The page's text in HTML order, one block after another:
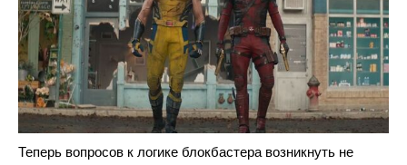
Теперь вопросов к логике блокбастера возникнуть не